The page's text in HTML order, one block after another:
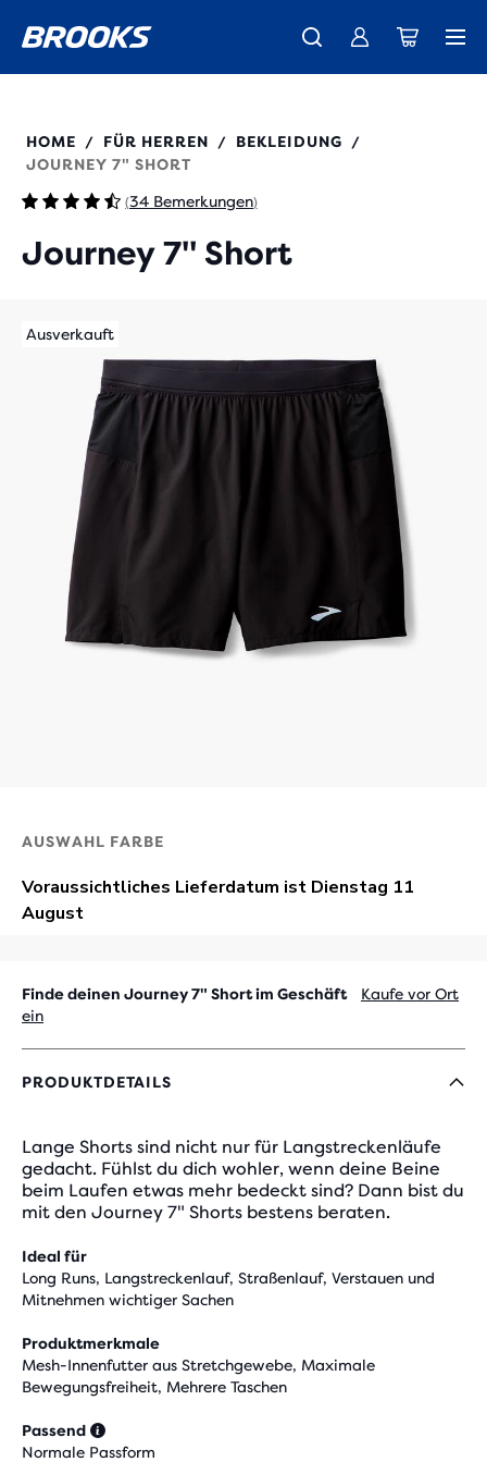
Der brandneue Ghost Amp ist da - Shop Damen Herren
Wir präsentieren die neue Cascadia Kollektion - Jetzt kaufen
Kostenloser Versand für alle Bestellungen über CHF 100
211544
HOME / FÜR HERREN / BEKLEIDUNG
/
JOURNEY 7" SHORT
(34 Bemerkungen)
Journey 7" Short
Ausverkauft
AUSWAHL FARBE
Finde deinen Journey 7" Short im Geschäft
Kaufe vor Ort
ein
PRODUKTDETAILS
Lange Shorts sind nicht nur für Langstreckenläufe
gedacht. Fühlst du dich wohler, wenn deine Beine
beim Laufen etwas mehr bedeckt sind? Dann bist du
mit den Journey 7" Shorts bestens beraten.
Ideal für
Long Runs, Langstreckenlauf, Straßenlauf, Verstauen und
Mitnehmen wichtiger Sachen
Produktmerkmale
Mesh-Innenfutter aus Stretchgewebe, Maximale
Bewegungsfreiheit, Mehrere Taschen
Passend
Normale Passform